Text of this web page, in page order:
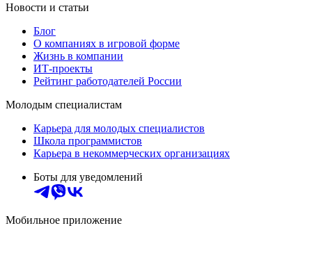
Новости и статьи
Блог
О компаниях в игровой форме
Жизнь в компании
ИТ-проекты
Рейтинг работодателей России
Молодым специалистам
Карьера для молодых специалистов
Школа программистов
Карьера в некоммерческих организациях
Боты для уведомлений
Мобильное приложение